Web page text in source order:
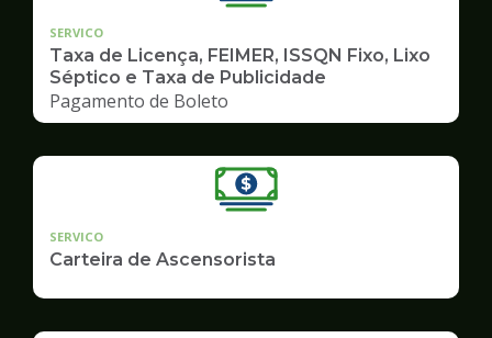
SERVICO
Taxa de Licença, FEIMER, ISSQN Fixo, Lixo
Séptico e Taxa de Publicidade
Pagamento de Boleto
SERVICO
Carteira de Ascensorista